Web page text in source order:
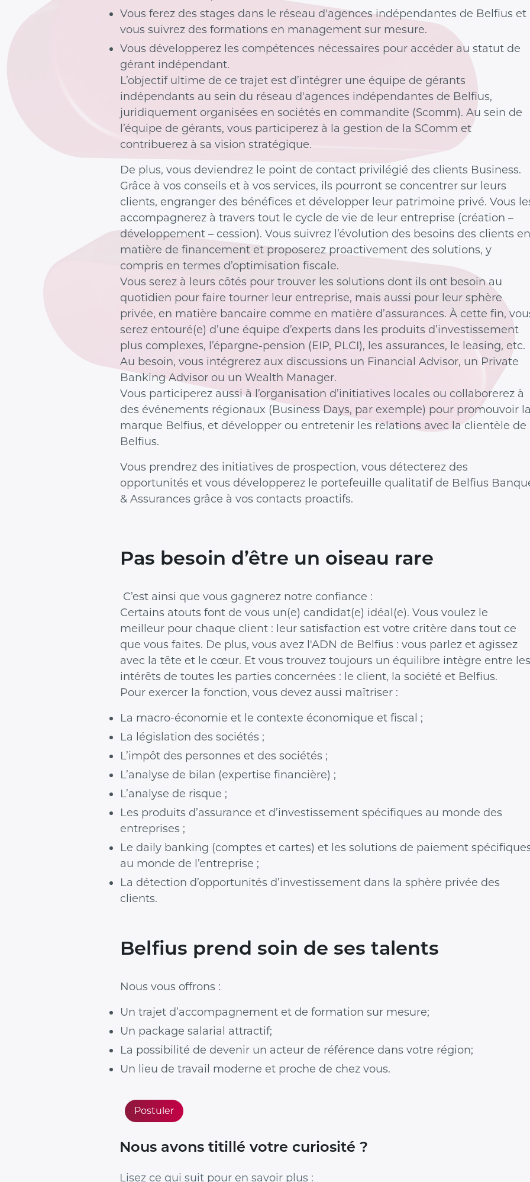
Vous ferez des stages dans le réseau d'agences indépendantes de Belfius et
vous suivrez des formations en management sur mesure.
Vous développerez les compétences nécessaires pour accéder au statut de
gérant indépendant.
L’objectif ultime de ce trajet est d’intégrer une équipe de gérants
indépendants au sein du réseau d'agences indépendantes de Belfius,
juridiquement organisées en sociétés en commandite (Scomm). Au sein de
l’équipe de gérants, vous participerez à la gestion de la SComm et
contribuerez à sa vision stratégique.
De plus, vous deviendrez le point de contact privilégié des clients Business.
Grâce à vos conseils et à vos services, ils pourront se concentrer sur leurs
clients, engranger des bénéfices et développer leur patrimoine privé. Vous
accompagnerez à travers tout le cycle de vie de leur entreprise (création –
développement – cession). Vous suivrez l’évolution des besoins des clients en
matière de financement et proposerez proactivement des solutions, y
compris en termes d’optimisation fiscale.
Vous serez à leurs côtés pour trouver les solutions dont ils ont besoin au
quotidien pour faire tourner leur entreprise, mais aussi pour leur sphère
privée, en matière bancaire comme en matière d’assurances. À cette fin,
serez entouré(e) d’une équipe d’experts dans les produits d’investissement
plus complexes, l’épargne-pension (EIP, PLCI), les assurances, le leasing, etc.
Au besoin, vous intégrerez aux discussions un Financial Advisor, un Private
Banking Advisor ou un Wealth Manager.
Vous participerez aussi à l’organisation d’initiatives locales ou collaborerez à
des événements régionaux (Business Days, par exemple) pour promouvoir
marque Belfius, et développer ou entretenir les relations avec la clientèle de
Belfius.
Vous prendrez des initiatives de prospection, vous détecterez des
opportunités et vous développerez le portefeuille qualitatif de Belfius
& Assurances grâce à vos contacts proactifs.
Pas besoin d’être un oiseau rare
C’est ainsi que vous gagnerez notre confiance :
Certains atouts font de vous un(e) candidat(e) idéal(e). Vous voulez le
meilleur pour chaque client : leur satisfaction est votre critère dans tout ce
que vous faites. De plus, vous avez l'ADN de Belfius : vous parlez et agissez
avec la tête et le cœur. Et vous trouvez toujours un équilibre intègre entre les
intérêts de toutes les parties concernées : le client, la société et Belfius.
Pour exercer la fonction, vous devez aussi maîtriser :
La macro-économie et le contexte économique et fiscal ;
La législation des sociétés ;
L’impôt des personnes et des sociétés ;
L’analyse de bilan (expertise financière) ;
L’analyse de risque ;
Les produits d’assurance et d’investissement spécifiques au monde des
entreprises ;
Le daily banking (comptes et cartes) et les solutions de paiement
au monde de l’entreprise ;
La détection d’opportunités d’investissement dans la sphère privée des
clients.
Belfius prend soin de ses talents
Nous vous offrons :
Un trajet d’accompagnement et de formation sur mesure;
Un package salarial attractif;
La possibilité de devenir un acteur de référence dans votre région;
Un lieu de travail moderne et proche de chez vous.
Postuler
Nous avons titillé votre curiosité ?
Lisez ce qui suit pour en savoir plus :